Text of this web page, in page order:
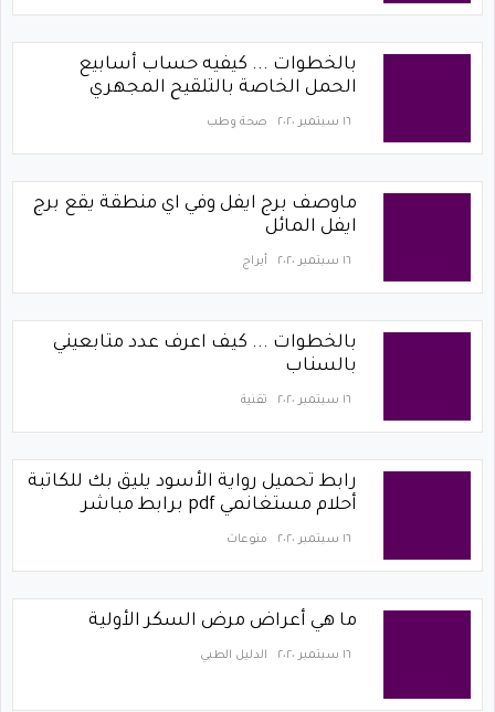
بالخطوات ... كيفيه حساب أسابيع
الحمل الخاصة بالتلقيح المجهري
١٦ سبتمبر ٢٠٢٠ صحة وطب
ماوصف برج ايفل وفي اي منطقة يقع برج
ايفل المائل
١٦ سبتمبر ٢٠٢٠ أبراج
بالخطوات ... كيف اعرف عدد متابعيني
بالسناب
١٦ سبتمبر ٢٠٢٠ تقنية
رابط تحميل رواية الأسود يليق بك للكاتبة
أحلام مستغانمي pdf برابط مباشر
١٦ سبتمبر ٢٠٢٠ منوعات
ما هي أعراض مرض السكر الأولية
١٦ سبتمبر ٢٠٢٠ الدليل الطبي